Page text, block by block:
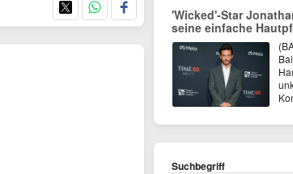
'Wicked'-Star
seine einfache
Suchbegriff